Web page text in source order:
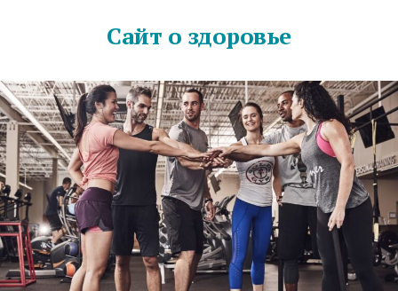
Сайт о здоровье